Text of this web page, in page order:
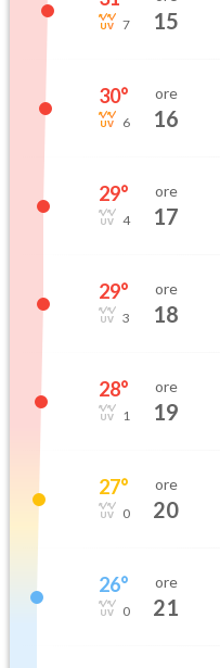
7 15
30°
6
ore
16
29°
4
ore
17
29°
3
ore
18
28°
1
ore
19
27°
0
ore
20
26°
0
ore
21